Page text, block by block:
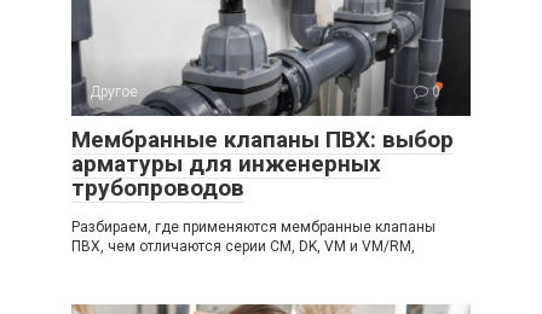
Другое 0
Мембранные клапаны ПВХ: выбор
арматуры для инженерных
трубопроводов
Разбираем, где применяются мембранные клапаны
ПВХ, чем отличаются серии CM, DK, VM и VM/RM,